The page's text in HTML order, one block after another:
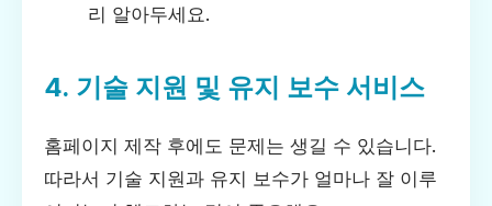
리 알아두세요.
4. 기술 지원 및 유지 보수 서비스
홈페이지 제작 후에도 문제는 생길 수 있습니다.
따라서 기술 지원과 유지 보수가 얼마나 잘 이루